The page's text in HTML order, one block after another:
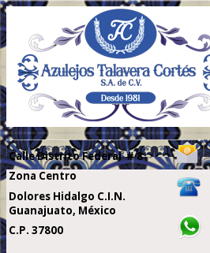
CalleDistrito Federal # 8
Zona Centro
Dolores Hidalgo C.I.N.
Guanajuato, México
C.P. 37800